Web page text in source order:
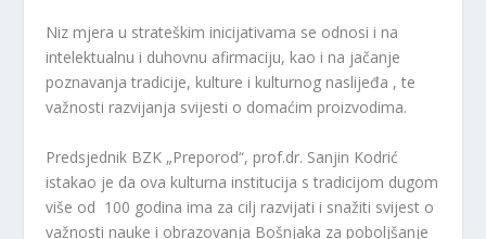
Niz mjera u strateškim inicijativama se odnosi i na
intelektualnu i duhovnu afirmaciju, kao i na jačanje
poznavanja tradicije, kulture i kulturnog naslijeđa , te
važnosti razvijanja svijesti o domaćim proizvodima.
Predsjednik BZK „Preporod“, prof.dr. Sanjin Kodrić
istakao je da ova kulturna institucija s tradicijom dugom
više od 100 godina ima za cilj razvijati i snažiti svijest o
važnosti nauke i obrazovanja Bošnjaka za poboljšanje